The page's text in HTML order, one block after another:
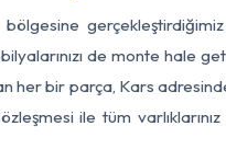
bölgesine
de monte hale
her bir parça, Kars
ile tüm